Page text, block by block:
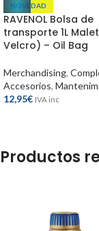
NOVEDAD
RAVENOL Bolsa de
transporte 1L
Velcro) – Oil Bag
Merchandising,
Accesorios,
12,95€ IVA inc
Productos